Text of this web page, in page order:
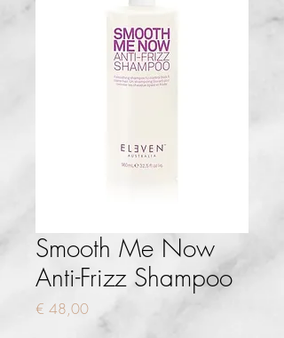
Smooth Me Now
Anti-Frizz Shampoo
€ 48,00Prijs